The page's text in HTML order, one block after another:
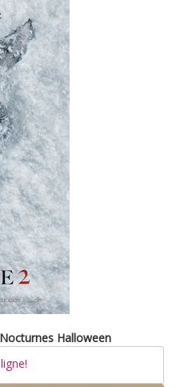
Halloween